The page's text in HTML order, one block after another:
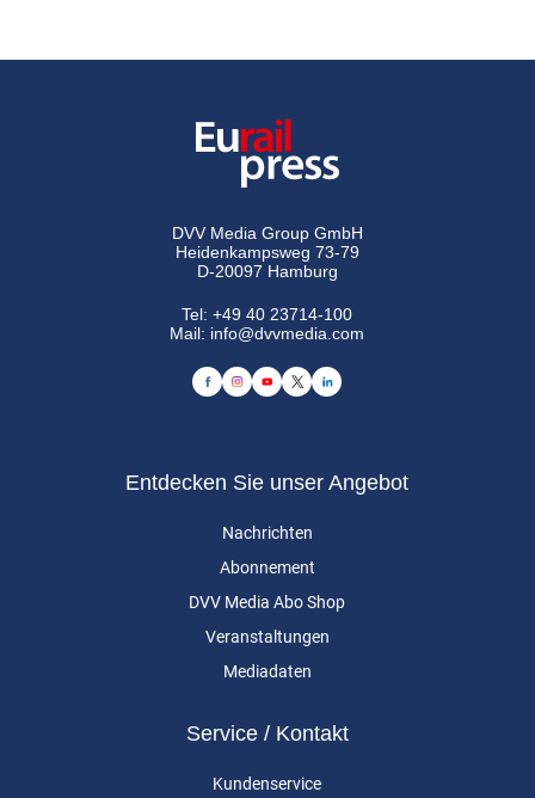
DVV Media Group GmbH
Heidenkampsweg 73-79
D-20097 Hamburg
Tel:+49 40 23714-100
Mail: info@dvvmedia.com
Entdecken Sie unser Angebot
Nachrichten
Abonnement
DVV Media Abo Shop
Veranstaltungen
Mediadaten
Service / Kontakt
Kundenservice